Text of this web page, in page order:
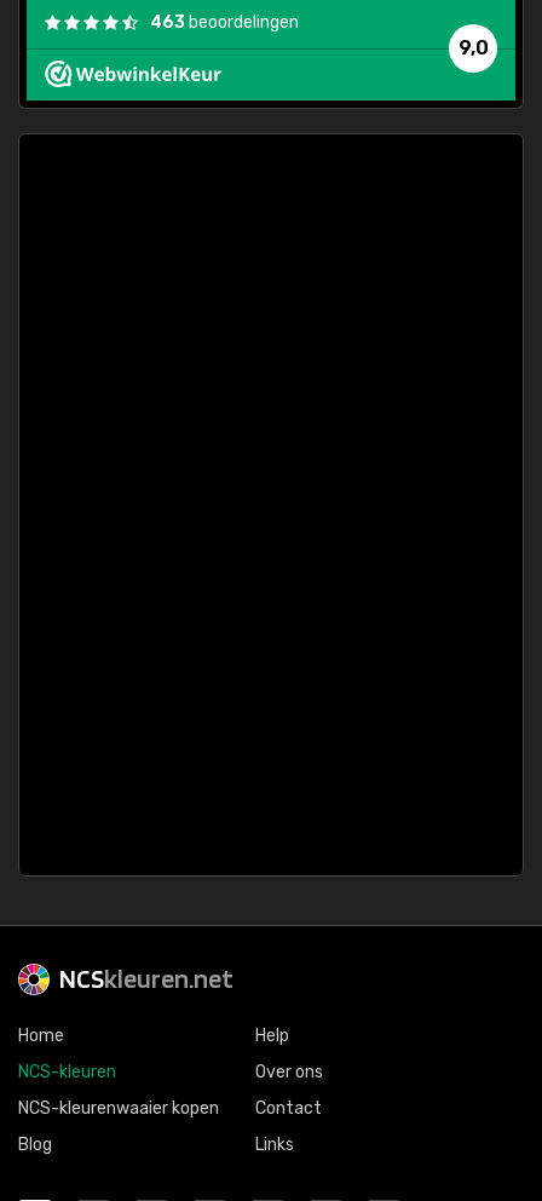
9,0
463 beoordelingen
NCSkleuren.net
Home
NCS-kleuren
NCS-kleurenwaaier kopen
Blog
Help
Over ons
Contact
Links